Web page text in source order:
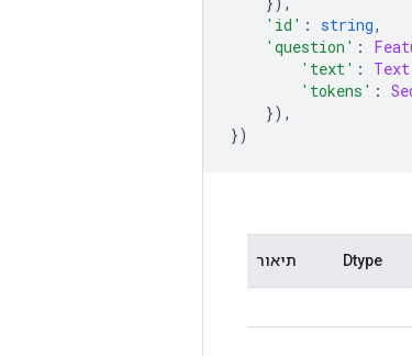
'id' : string,
'question' :
'text' : Text
'tokens' :
}),
})
Dtype תיאור